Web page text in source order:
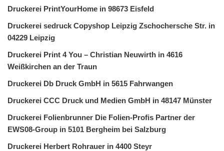
Druckerei PrintYourHome in 98673 Eisfeld
Druckerei sedruck Copyshop Leipzig Zschochersche Str. in
04229 Leipzig
Druckerei Print 4 You – Christian Neuwirth in 4616
Weißkirchen an der Traun
Druckerei Db Druck GmbH in 5615 Fahrwangen
Druckerei CCC Druck und Medien GmbH in 48147 Münster
Druckerei Folienbrunner Die Folien-Profis Partner der
EWS08-Group in 5101 Bergheim bei Salzburg
Druckerei Herbert Rohrauer in 4400 Steyr